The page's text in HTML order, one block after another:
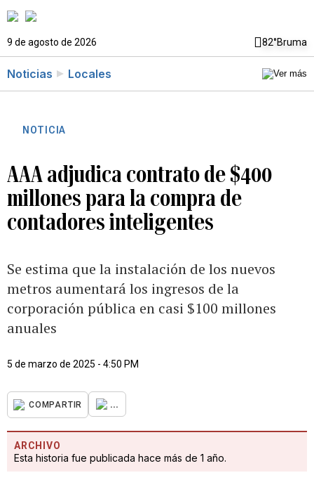
9 de agosto de 2026 82°Bruma
Noticias Locales
NOTICIA
AAA adjudica contrato de $400
millones para la compra de
contadores inteligentes
Se estima que la instalación de los nuevos
metros aumentará los ingresos de la
corporación pública en casi $100 millones
anuales
5 de marzo de 2025 - 4:50 PM
COMPARTIR ...
ARCHIVO
Esta historia fue publicada hace más de 1 año.